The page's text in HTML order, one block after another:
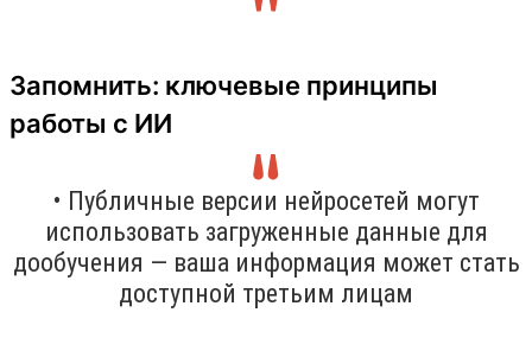
Запомнить: ключевые принципы
работы с ИИ
• Публичные версии нейросетей могут
использовать загруженные данные для
дообучения — ваша информация может стать
доступной третьим лицам